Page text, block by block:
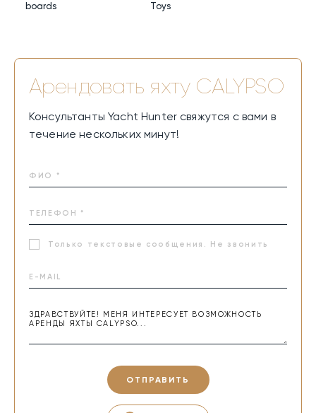
boards
Toys
Арендовать яхту CALYPSO
Консультанты Yacht Hunter свяжутся с вами в
течение нескольких минут!
Только текстовые сообщения. Не звонить
ОТПРАВИТЬ